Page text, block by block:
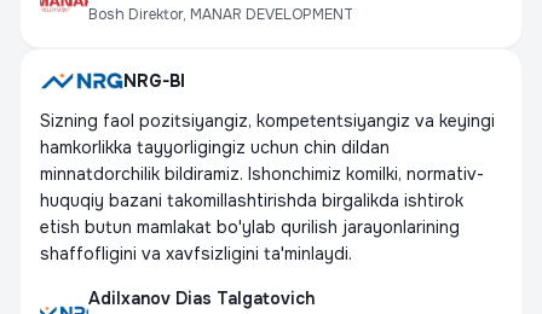
Bosh Direktor, MANAR DEVELOPMENT
NRG-BI
Sizning faol pozitsiyangiz, kompetentsiyangiz va keyingi
hamkorlikka tayyorligingiz uchun chin dildan
minnatdorchilik bildiramiz. Ishonchimiz komilki, normativ-
huquqiy bazani takomillashtirishda birgalikda ishtirok
etish butun mamlakat bo'ylab qurilish jarayonlarining
shaffofligini va xavfsizligini ta'minlaydi.
Adilxanov Dias Talgatovich